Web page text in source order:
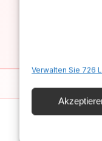
Verwalten Sie 726